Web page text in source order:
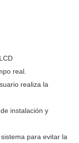
real.
realiza la
instalación y
para evitar la